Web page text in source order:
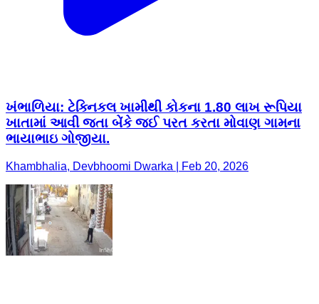
ખંભાળિયા: ટેક્નિકલ ખામીથી કોકના 1.80 લાખ રૂપિયા
ખાતામાં આવી જતા બેંકે જઈ પરત કરતા મોવાણ ગામના
ભાયાભાઇ ગોજીયા.
Khambhalia, Devbhoomi Dwarka | Feb 20, 2026